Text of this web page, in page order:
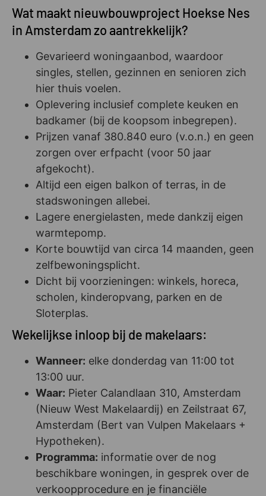
Wat maakt nieuwbouwproject Hoekse Nes
in Amsterdam zo aantrekkelijk?
Gevarieerd woningaanbod, waardoor
singles, stellen, gezinnen en senioren zich
hier thuis voelen.
Oplevering inclusief complete keuken en
badkamer (bij de koopsom inbegrepen).
Prijzen vanaf 380.840 euro (v.o.n.) en geen
zorgen over erfpacht (voor 50 jaar
afgekocht).
Altijd een eigen balkon of terras, in de
stadswoningen allebei.
Lagere energielasten, mede dankzij eigen
warmtepomp.
Korte bouwtijd van circa 14 maanden, geen
zelfbewoningsplicht.
Dicht bij voorzieningen: winkels, horeca,
scholen, kinderopvang, parken en de
Sloterplas.
Wekelijkse inloop bij de makelaars:
Wanneer: elke donderdag van 11:00 tot
13:00 uur.
Waar: Pieter Calandlaan 310, Amsterdam
(Nieuw West Makelaardij) en Zeilstraat 67,
Amsterdam (Bert van Vulpen Makelaars +
Hypotheken).
Programma: informatie over de nog
beschikbare woningen, in gesprek over de
verkoopprocedure en je financiële